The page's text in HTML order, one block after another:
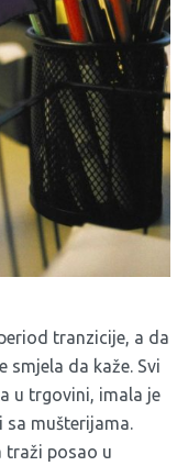
tranzicije, a da
da kaže. Svi
u trgovini, imala je
sa mušterijama.
traži posao u